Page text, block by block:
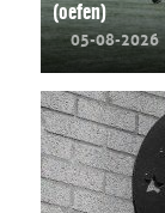
(oefen)
05-08-2026